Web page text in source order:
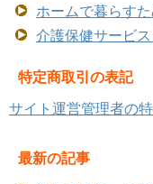
ホームで暮らす
介護保健サービス
特定商取引の表記
サイト運営管理者の
最新の記事